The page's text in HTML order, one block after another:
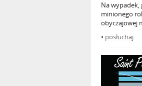
Na wypadek,
minionego
obyczajowej
• posłuchaj